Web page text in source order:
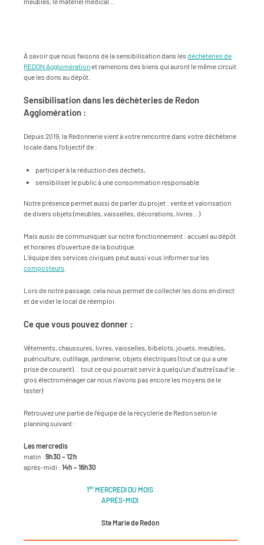
À savoir que nous faisons de la sensibilisation dans lesdéchèteries de
REDON Agglomérationet ramenons des biens qui auront le même circuit
que les dons au dépôt.
Sensibilisation dans les déchèteries de Redon
Agglomération :
Depuis 2019, la Redonnerie vient à votre rencontre dans votre déchèterie
locale dans l’objectif de :
participer à la réduction des déchets,
sensibiliser le public à une consommation responsable
Notre présence permet aussi de parler du projet : vente et valorisation
de divers objets (meubles, vaisselles, décorations, livres…)
Mais aussi de communiquer sur notre fonctionnement : accueil au dépôt
et horaires d’ouverture de la boutique.
L’équipe des services civiques peut aussi vous informer sur les
composteurs
Lors de notre passage, cela nous permet de collecter les dons en direct
et de vider le local de réemploi.
Ce que vous pouvez donner :
Vêtements, chaussures, livres, vaisselles, bibelots, jouets, meubles,
puériculture, outillage, jardinerie, objets électriques (tout ce qui a une
prise de courant)… tout ce qui pourrait servir à quelqu’un d’autre (sauf le
gros électroménager car nous n’avons pas encore les moyens de le
tester)
Retrouvez une partie de l’équipe de la recyclerie de Redon selon le
planning suivant :
Les mercredis
matin :9h30 – 12h
après-midi :14h – 16h30
1erMERCREDI DU MOIS
APRÉS-MIDI
Ste Marie de Redon